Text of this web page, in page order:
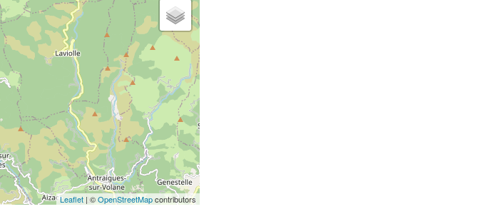
Leaflet| ©OpenStreetMapcontributors